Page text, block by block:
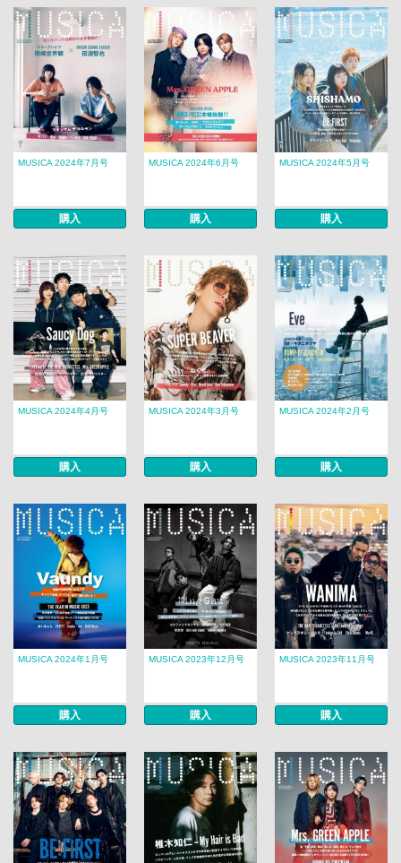
MUSICA 2024年7月号
購入
MUSICA 2024年6月号
購入
MUSICA 2024年5月号
購入
MUSICA 2024年4月号
購入
MUSICA 2024年3月号
購入
MUSICA 2024年2月号
購入
MUSICA 2024年1月号
購入
MUSICA 2023年12月号
購入
MUSICA 2023年11月号
購入